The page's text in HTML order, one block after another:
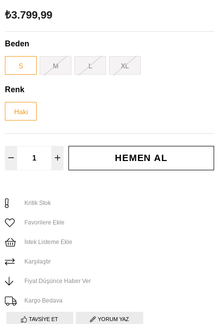
₺3.799,99
Beden
S M L XL
Renk
Haki
Kritik Stok
Favorilere Ekle
İstek Listeme Ekle
Karşılaştır
Fiyat Düşünce Haber Ver
Kargo Bedava
TAVSIYE ET YORUM YAZ